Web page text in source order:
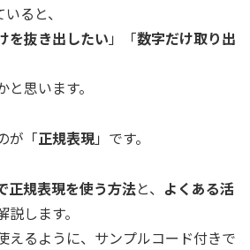
ると、
を抜き出したい 」「数字だけ取り出
思います。
が「正規表現」です。
正規表現を使う方法と、 よくある活
します。
えるように、サンプルコード付きで